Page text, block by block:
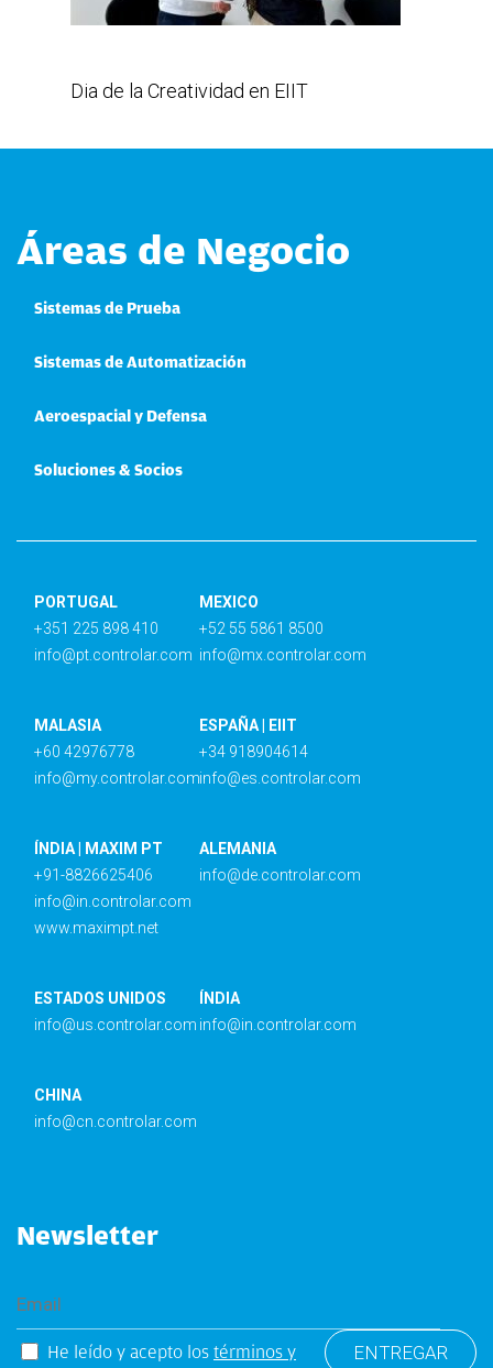
Dia de la Creatividad en EIIT
Áreas de Negocio
Sistemas de Prueba
Sistemas de Automatización
Aeroespacial y Defensa
Soluciones & Socios
PORTUGAL
+351 225 898 410
info@pt.controlar.com
MEXICO
+52 55 5861 8500
info@mx.controlar.com
MALASIA
+60 42976778
info@my.controlar.com
ESPAÑA | EIIT
+34 918904614
info@es.controlar.com
ÍNDIA | MAXIM PT
+91-8826625406
info@in.controlar.com
www.maximpt.net
ALEMANIA
info@de.controlar.com
ESTADOS UNIDOS
info@us.controlar.com
ÍNDIA
info@in.controlar.com
CHINA
info@cn.controlar.com
Newsletter
He leído y acepto los términos y